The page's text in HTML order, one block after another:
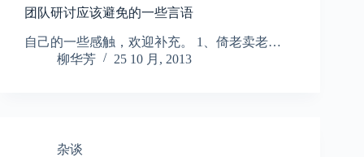
团队研讨应该避免的一些言语
自己的一些感触，欢迎补充。 1、倚老卖老…
柳华芳
25 10 月, 2013
杂谈